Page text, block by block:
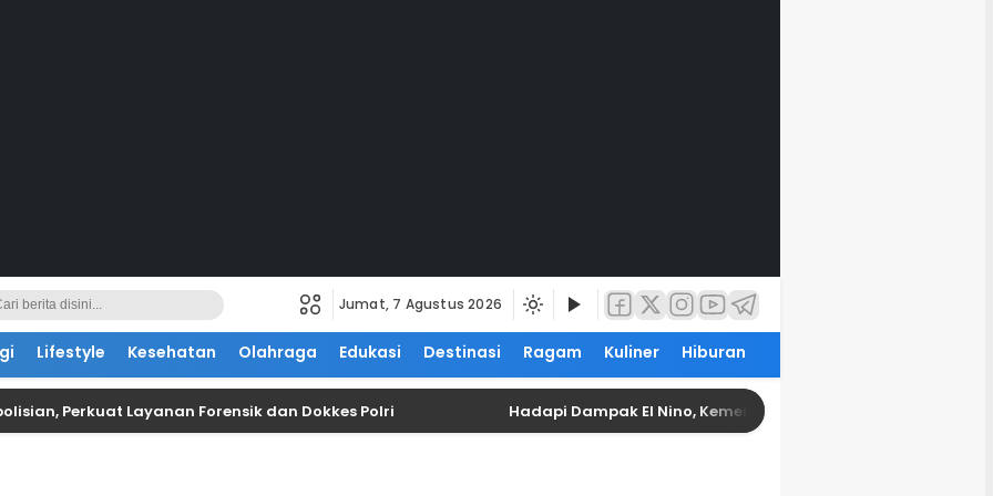
Jumat, 7 Agustus 2026
Lifestyle Kesehatan Olahraga Edukasi Destinasi Ragam Kuliner Hiburan
Perkuat Layanan Forensik dan Dokkes Polri Hadapi Dampak El Nino, Kementerian PU Kerahkan Langkah